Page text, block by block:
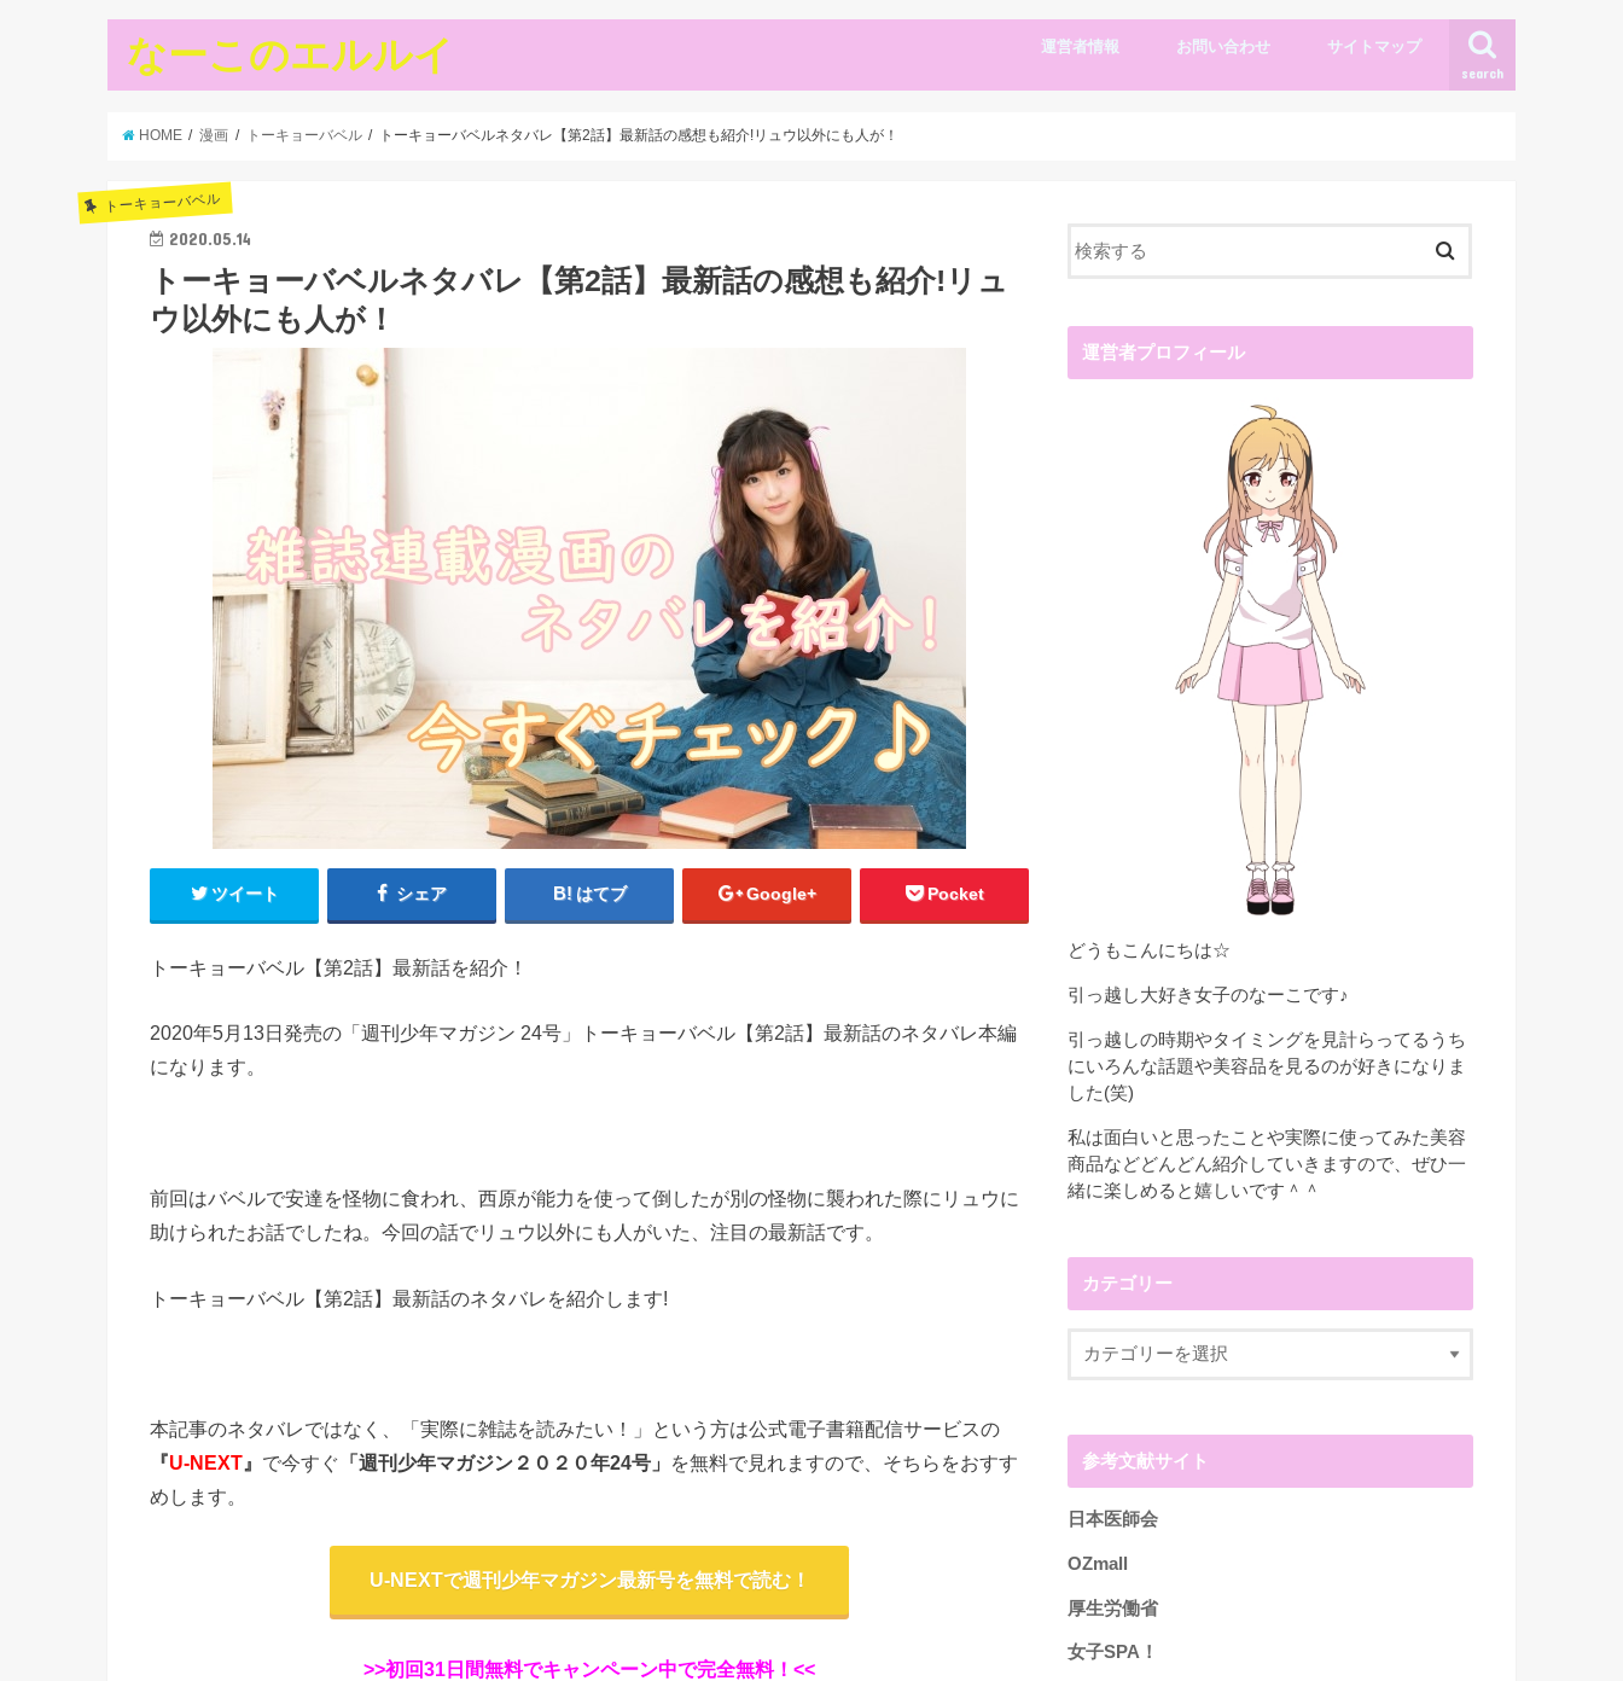
なーこのエルルイ search
運営者情報 お問い合わせ サイトマップ
HOME 漫画 トーキョーバベル トーキョーバベルネタバレ【第2話】最新話の感想も紹介!リュウ以外にも人が！
トーキョーバベル
2020.05.14
トーキョーバベルネタバレ【第2話】最新話の感想も紹介!リュ
ウ以外にも人が！
ツイート シェア はてブ Google+ Pocket
トーキョーバベル【第2話】最新話を紹介！
2020年5月13日発売の「週刊少年マガジン 24号」トーキョーバベル【第2話】最新話のネタバレ本編
になります。
前回はバベルで安達を怪物に食われ、西原が能力を使って倒したが別の怪物に襲われた際にリュウに
助けられたお話でしたね。今回の話でリュウ以外にも人がいた、注目の最新話です。
トーキョーバベル【第2話】最新話のネタバレを紹介します!
本記事のネタバレではなく、「実際に雑誌を読みたい！」という方は公式電子書籍配信サービスの
『U-NEXT 』 で今すぐ 「週刊少年マガジン２０２０年24号」
を無料で見れますので、そちらをおすす
めします。
U-NEXTで週刊少年マガジン最新号を無料で読む！
>>初回31日間無料でキャンペーン中で完全無料！<<
運営者プロフィール
どうもこんにちは☆
引っ越し大好き女子のなーこです♪
引っ越しの時期やタイミングを見計らってるうち
にいろんな話題や美容品を見るのが好きになりま
した(笑)
私は面白いと思ったことや実際に使ってみた美容
商品などどんどん紹介していきますので、ぜひ一
緒に楽しめると嬉しいです＾＾
カテゴリー
参考文献サイト
日本医師会
OZmall
厚生労働省
女子SPA！